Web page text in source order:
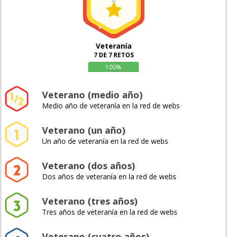
Veteranía
7 DE 7 RETOS
100%
Veterano (medio año)
Medio año de veteranía en la red de webs
Veterano (un año)
Un año de veteranía en la red de webs
Veterano (dos años)
Dos años de veteranía en la red de webs
Veterano (tres años)
Tres años de veteranía en la red de webs